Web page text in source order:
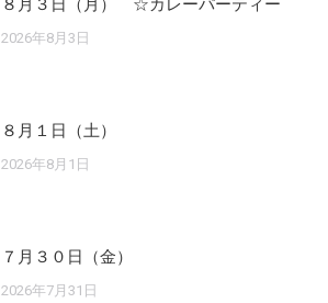
８月３日（月） ☆カレーパーティー
2026年8月3日
８月１日（土）
2026年8月1日
７月３０日（金）
2026年7月31日